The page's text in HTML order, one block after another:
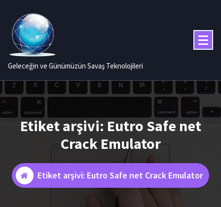
Geleceğin ve Günümüzün Savaş Teknolojileri
Etiket arşivi: Eutro Safe net
Crack Emulator
Etiket arşivi: Eutro Safe net Crack Emulator